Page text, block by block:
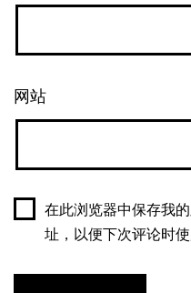
网站
在此浏览器中保存我
址，以便下次评论时使